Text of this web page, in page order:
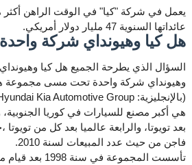
عائداتها السنوية 47 مليار دولار أمريكي.
هل كيا وهيونداي شركة واحدة
السؤال الذي يطرحة الجميع هل كيا
وهيونداي شركة واحدة تحت مسى مجموعة
(بالإنجليزية: Hyundai Kia Automotive Group) .
هي أكبر مصنع للسيارات في كوريا
بعد تويوتا، والرابعة عالميا بعد كل من
فاجن من حيث عدد المبيعات لسنة 2010.
تأسست المجموعة